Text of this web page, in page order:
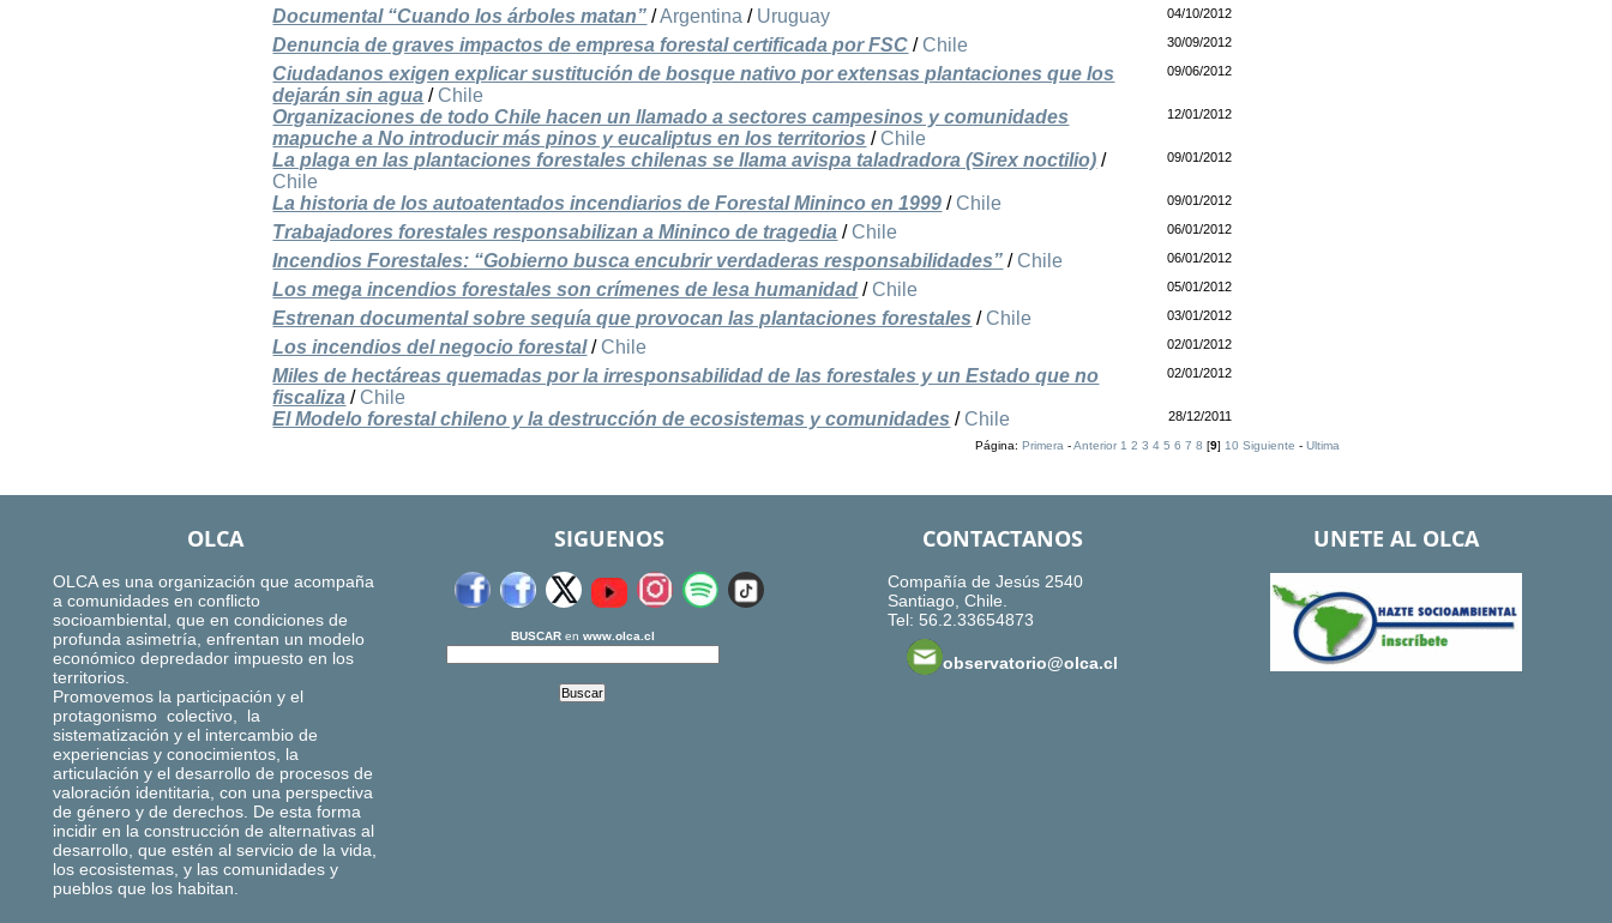
Documental “Cuando los árboles matan” /Argentina / Uruguay 04/10/2012
Denuncia de graves impactos de empresa forestal certificada por FSC / Chile 30/09/2012
Ciudadanos exigen explicar sustitución de bosque nativo por extensas plantaciones que los
dejarán sin agua / Chile
09/06/2012
Organizaciones de todo Chile hacen un llamado a sectores campesinos y comunidades
mapuche a No introducir más pinos y eucaliptus en los territorios / Chile
12/01/2012
La plaga en las plantaciones forestales chilenas se llama avispa taladradora (Sirex noctilio) /
Chile
09/01/2012
La historia de los autoatentados incendiarios de Forestal Mininco en 1999 / Chile 09/01/2012
Trabajadores forestales responsabilizan a Mininco de tragedia / Chile 06/01/2012
Incendios Forestales: “Gobierno busca encubrir verdaderas responsabilidades” / Chile 06/01/2012
Los mega incendios forestales son crímenes de lesa humanidad / Chile 05/01/2012
Estrenan documental sobre sequía que provocan las plantaciones forestales / Chile 03/01/2012
Los incendios del negocio forestal/ Chile 02/01/2012
Miles de hectáreas quemadas por la irresponsabilidad de las forestales y un Estado que no
fiscaliza / Chile
02/01/2012
El Modelo forestal chileno y la destrucción de ecosistemas y comunidades / Chile 28/12/2011
Página: Primera-Anterior 1 2 3 4 5 6 7 8 [9] 10 Siguiente - Ultima
OLCA
OLCA es una organización que acompaña
a comunidades en conflicto
socioambiental, que en condiciones de
profunda asimetría, enfrentan un modelo
económico depredador impuesto en los
territorios.
Promovemos la participación y el
protagonismo colectivo, la
sistematización y el intercambio de
experiencias y conocimientos, la
articulación y el desarrollo de procesos de
valoración identitaria, con una perspectiva
de género y de derechos. De esta forma
incidir en la construcción de alternativas al
desarrollo, que estén al servicio de la vida,
los ecosistemas, y las comunidades y
pueblos que los habitan.
SIGUENOS
BUSCARen www.olca.cl
CONTACTANOS
Compañía de Jesús 2540
Santiago, Chile.
Tel: 56.2.33654873
observatorio@olca.cl
UNETE AL OLCA